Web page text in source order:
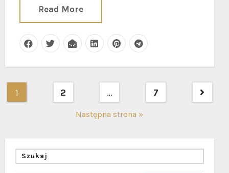
Read More
Nawigacja
po
1 2 … 7
Następna strona »
Szukaj